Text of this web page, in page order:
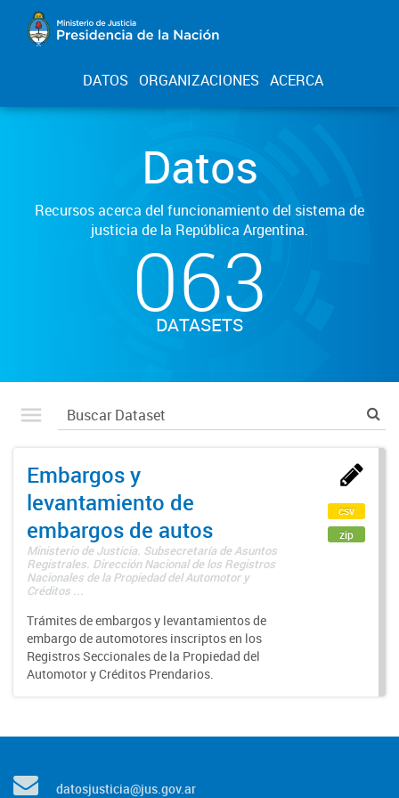
DATOS ORGANIZACIONES ACERCA
Datos
Recursos acerca del funcionamiento del sistema de
justicia de la República Argentina.
063
DATASETS
Embargos y
levantamiento de
embargos de autos
Ministerio de Justicia. Subsecretaría de Asuntos
Registrales. Dirección Nacional de los Registros
Nacionales de la Propiedad del Automotor y
Créditos ...
Trámites de embargos y levantamientos de
embargo de automotores inscriptos en los
Registros Seccionales de la Propiedad del
Automotor y Créditos Prendarios.
csv
zip
datosjusticia@jus.gov.ar